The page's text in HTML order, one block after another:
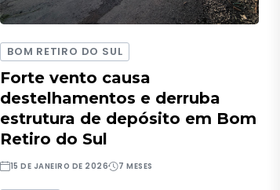
BOM RETIRO DO SUL
Forte vento causa
destelhamentos e derruba
estrutura de depósito em Bom
Retiro do Sul
15 DE JANEIRO DE 2026 7 MESES